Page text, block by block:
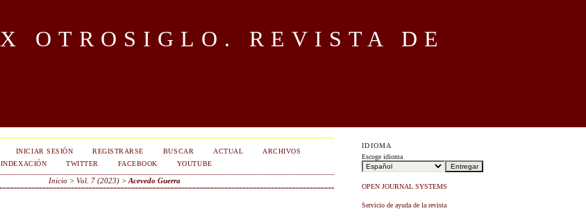
OTROSIGLO. REVISTA DE
IDIOMA
Escoge idioma
OPEN JOURNAL SYSTEMS
Servicio de ayuda de la revista
INICIAR SESIÓN REGISTRARSE BUSCAR ACTUAL
ARCHIVOS
INDEXACIÓN
TWITTER FACEBOOK YOUTUBE
Inicio >Vol. 7 (2023) >Acevedo Guerra